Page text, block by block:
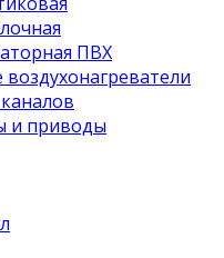
ПВХ
и приводы